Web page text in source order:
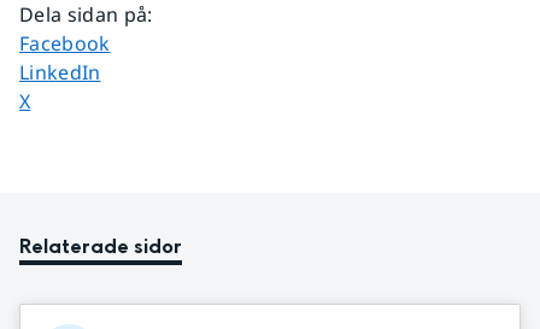
Dela sidan på:
Dela sidan på
Facebook
Dela sidan på
LinkedIn
Dela sidan på
X
Relaterade sidor